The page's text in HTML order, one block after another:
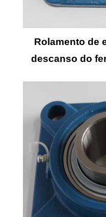
Rolamento de
descanso do